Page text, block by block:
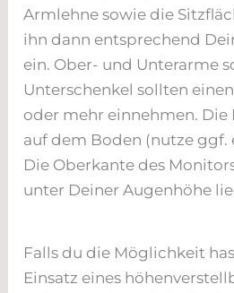
Armlehne sowie die
ihn dann entsprechend
ein. Ober- und Unterarme
Unterschenkel sollten
oder mehr einnehmen. Die
auf dem Boden (nutze ggf.
Die Oberkante des
unter Deiner Augenhöhe
Falls du die Möglichkeit
Einsatz eines